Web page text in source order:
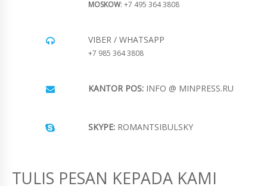
MOSKOW: +7 495 364 3808
VIBER / WHATSAPP
+7 985 364 3808
KANTOR POS: INFO @ MINPRESS.RU
SKYPE: ROMANTSIBULSKY
TULIS PESAN KEPADA KAMI